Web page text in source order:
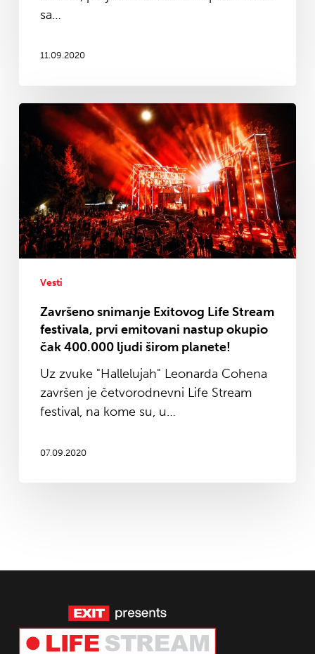
sa…
11.09.2020
Završeno
snimanje
Exitovog
Stream
festivala,
prvi
emitovani
nastup
okupio
400.000
ljudi
planete!
Vesti
Završeno snimanje Exitovog Life Stream
festivala, prvi emitovani nastup okupio
čak 400.000 ljudi širom planete!
Uz zvuke "Hallelujah" Leonarda Cohena
završen je četvorodnevni Life Stream
festival, na kome su, u…
07.09.2020